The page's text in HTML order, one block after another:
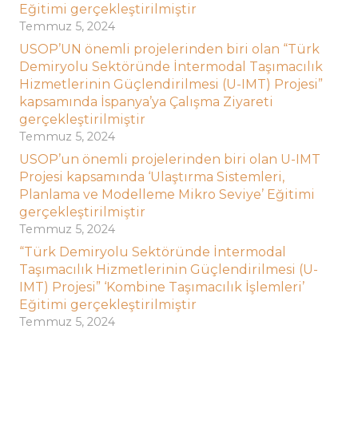
Eğitimi gerçekleştirilmiştir
Temmuz 5, 2024
USOP’UN önemli projelerinden biri olan “Türk
Demiryolu Sektöründe İntermodal Taşımacılık
Hizmetlerinin Güçlendirilmesi (U-IMT) Projesi”
kapsamında İspanya’ya Çalışma Ziyareti
gerçekleştirilmiştir
Temmuz 5, 2024
USOP’un önemli projelerinden biri olan U-IMT
Projesi kapsamında ‘Ulaştırma Sistemleri,
Planlama ve Modelleme Mikro Seviye’ Eğitimi
gerçekleştirilmiştir
Temmuz 5, 2024
“Türk Demiryolu Sektöründe İntermodal
Taşımacılık Hizmetlerinin Güçlendirilmesi (U-
IMT) Projesi” ‘Kombine Taşımacılık İşlemleri’
Eğitimi gerçekleştirilmiştir
Temmuz 5, 2024